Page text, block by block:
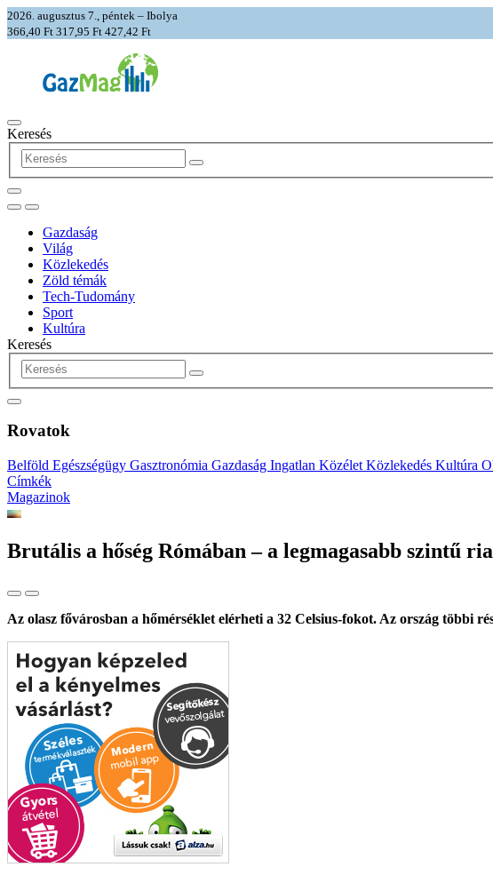
2026. augusztus 7., péntek – Ibolya
366,40 Ft 317,95 Ft 427,42 Ft
Keresés
Gazdaság
Világ
Közlekedés
Zöld témák
Tech-Tudomány
Sport
Kultúra
Keresés
Rovatok
Belföld Egészségügy Gasztronómia Gazdaság Ingatlan Közélet Közlekedés Kultúra
Címkék
Magazinok
Brutális a hőség Rómában – a legmagasabb szintű
Az olasz fővárosban a hőmérséklet elérheti a 32 Celsius-fokot. Az ország többi